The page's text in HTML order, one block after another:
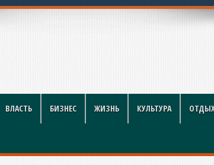
для покупа
ВЛАСТЬ БИЗНЕС ЖИЗНЬ КУЛЬТУРА